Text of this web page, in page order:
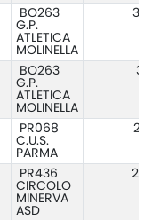
BO263
G.P.
ATLETICA
MOLINELLA
BO263
G.P.
ATLETICA
MOLINELLA
PR068
C.U.S.
PARMA
PR436
CIRCOLO
MINERVA
ASD